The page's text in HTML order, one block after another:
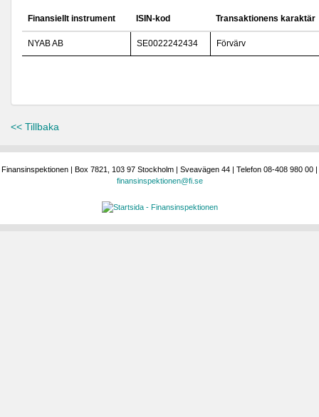
Finansiellt instrument ISIN-kod Transaktionens karaktär
NYAB AB SE0022242434 Förvärv
<< Tillbaka
Finansinspektionen | Box 7821, 103 97 Stockholm | Sveavägen 44 | Telefon 08-408 980 00 |
finansinspektionen@fi.se